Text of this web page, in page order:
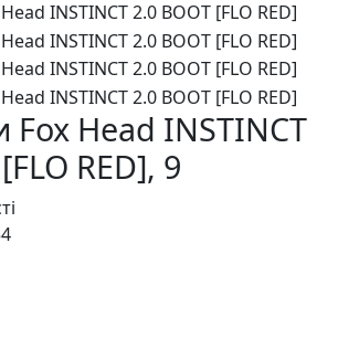
Head INSTINCT
RED], 9